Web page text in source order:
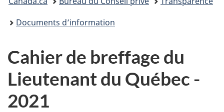
êtes
Documents d’information
Cahier de breffage du
Lieutenant du Québec -
2021